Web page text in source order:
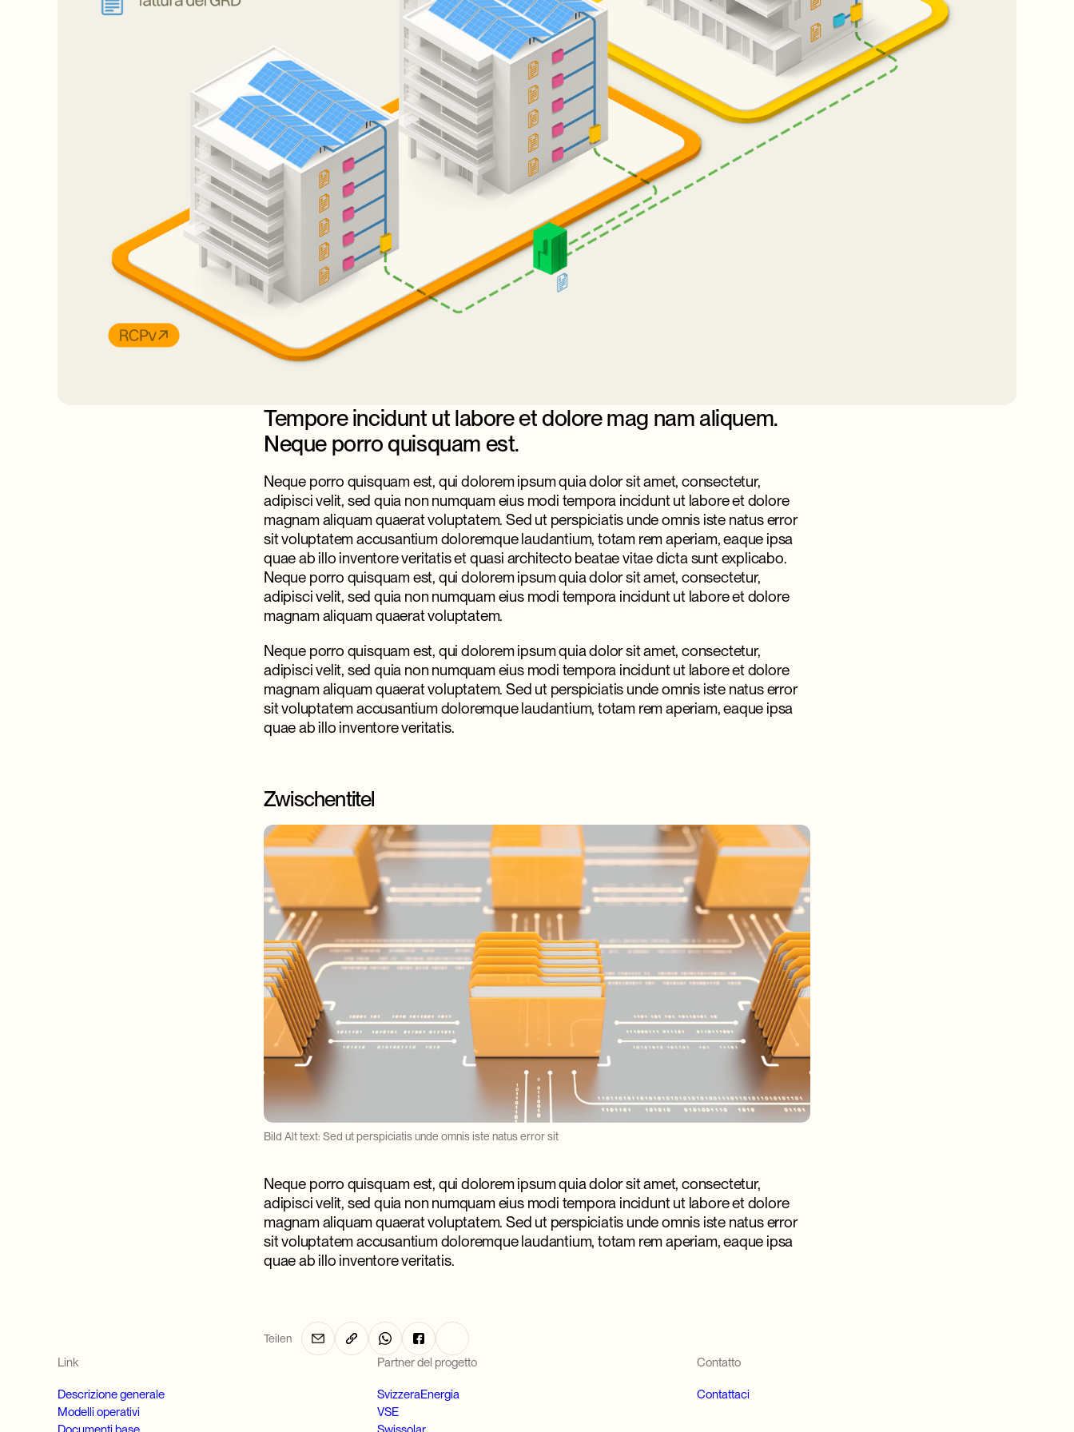
Tempore incidunt ut labore et dolore mag nam aliquem.
Neque porro quisquam est.
Neque porro quisquam est, qui dolorem ipsum quia dolor sit amet, consectetur,
adipisci velit, sed quia non numquam eius modi tempora incidunt ut labore et dolore
magnam aliquam quaerat voluptatem. Sed ut perspiciatis unde omnis iste natus error
sit voluptatem accusantium doloremque laudantium, totam rem aperiam, eaque ipsa
quae ab illo inventore veritatis et quasi architecto beatae vitae dicta sunt explicabo.
Neque porro quisquam est, qui dolorem ipsum quia dolor sit amet, consectetur,
adipisci velit, sed quia non numquam eius modi tempora incidunt ut labore et dolore
magnam aliquam quaerat voluptatem.
Neque porro quisquam est, qui dolorem ipsum quia dolor sit amet, consectetur,
adipisci velit, sed quia non numquam eius modi tempora incidunt ut labore et dolore
magnam aliquam quaerat voluptatem. Sed ut perspiciatis unde omnis iste natus error
sit voluptatem accusantium doloremque laudantium, totam rem aperiam, eaque ipsa
quae ab illo inventore veritatis.
Zwischentitel
Bild Alt text: Sed ut perspiciatis unde omnis iste natus error sit
Neque porro quisquam est, qui dolorem ipsum quia dolor sit amet, consectetur,
adipisci velit, sed quia non numquam eius modi tempora incidunt ut labore et dolore
magnam aliquam quaerat voluptatem. Sed ut perspiciatis unde omnis iste natus error
sit voluptatem accusantium doloremque laudantium, totam rem aperiam, eaque ipsa
quae ab illo inventore veritatis.
Teilen
Link
Descrizione generale
Modelli operativi
Partner del progetto
SvizzeraEnergia
VSE
Contatto
Contattaci